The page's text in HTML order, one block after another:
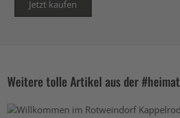
Jetzt kaufen
Weitere tolle Artikel aus der #heimat